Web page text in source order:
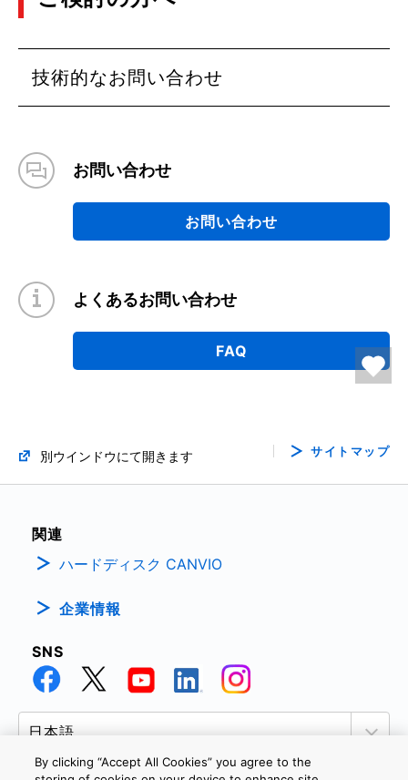
技術的なお問い合わせ
お問い合わせ
お問い合わせ
よくあるお問い合わせ
FAQ
別ウインドウにて開きます サイトマップ
関連
ハードディスク CANVIO
企業情報
SNS
By clicking “Accept All Cookies” you agree to the